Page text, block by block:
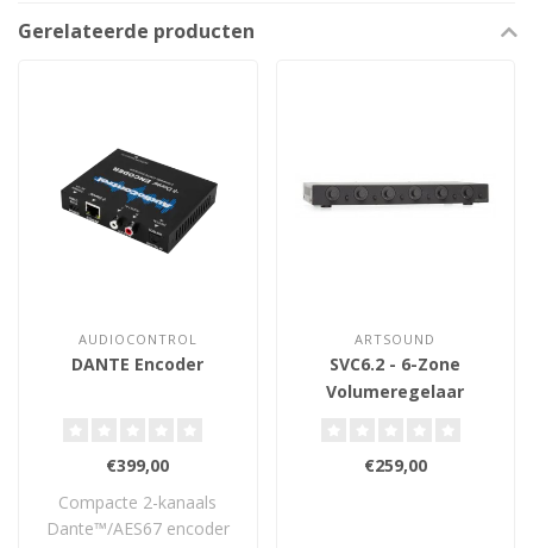
Gerelateerde producten
AUDIOCONTROL
DANTE Encoder
€399,00
Compacte 2-kanaals
Dante™/AES67 encoder
ARTSOUND
SVC6.2 - 6-Zone
Volumeregelaar
€259,00